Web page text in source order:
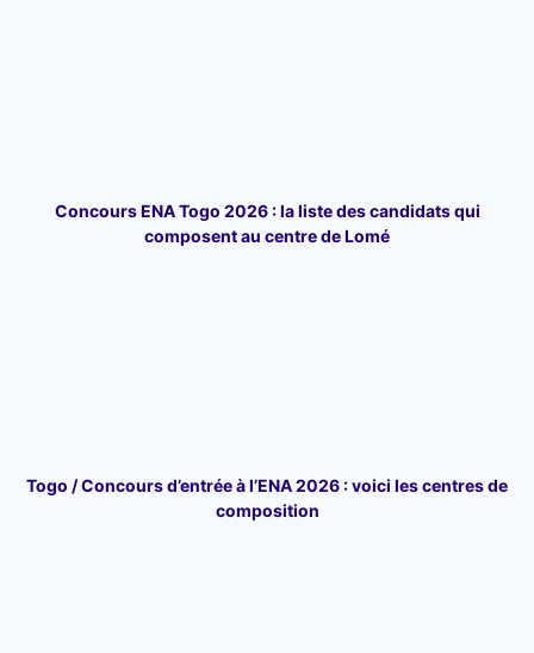
Concours ENA Togo 2026 : la liste des candidats qui
composent au centre de Lomé
Togo / Concours d’entrée à l’ENA 2026 : voici les centres de
composition